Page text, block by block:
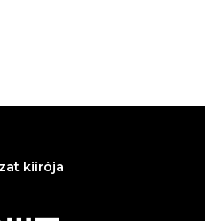
kiírója